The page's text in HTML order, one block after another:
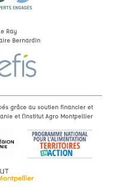
Ray
Bernardin
grâce au soutien financier et
et l'Institut Agro Montpellier